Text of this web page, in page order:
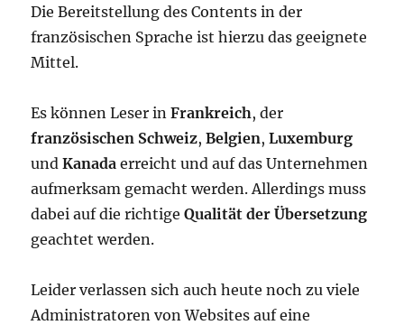
Die Bereitstellung des Contents in der
französischen Sprache ist hierzu das geeignete
Mittel.
Es können Leser inFrankreich, der
französischen Schweiz,Belgien,Luxemburg
undKanada erreicht und auf das Unternehmen
aufmerksam gemacht werden. Allerdings muss
dabei auf die richtigeQualität der Übersetzung
geachtet werden.
Leider verlassen sich auch heute noch zu viele
Administratoren von Websites auf eine